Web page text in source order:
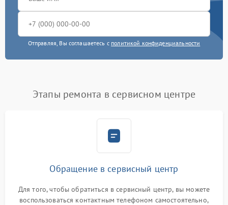
Отправляя, Вы соглашаетесь с политикой конфиденциальности
Этапы ремонта в сервисном центре
Обращение в сервисный центр
Для того, чтобы обратиться в сервисный центр, вы можете
воспользоваться контактным телефоном самостоятельно,